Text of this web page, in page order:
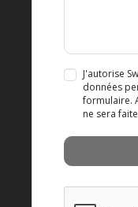
J'autorise
données
formulaire.
ne sera